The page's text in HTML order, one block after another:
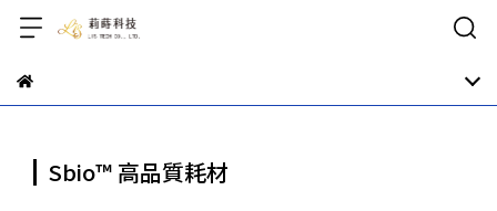
Sbio™ 高品質耗材